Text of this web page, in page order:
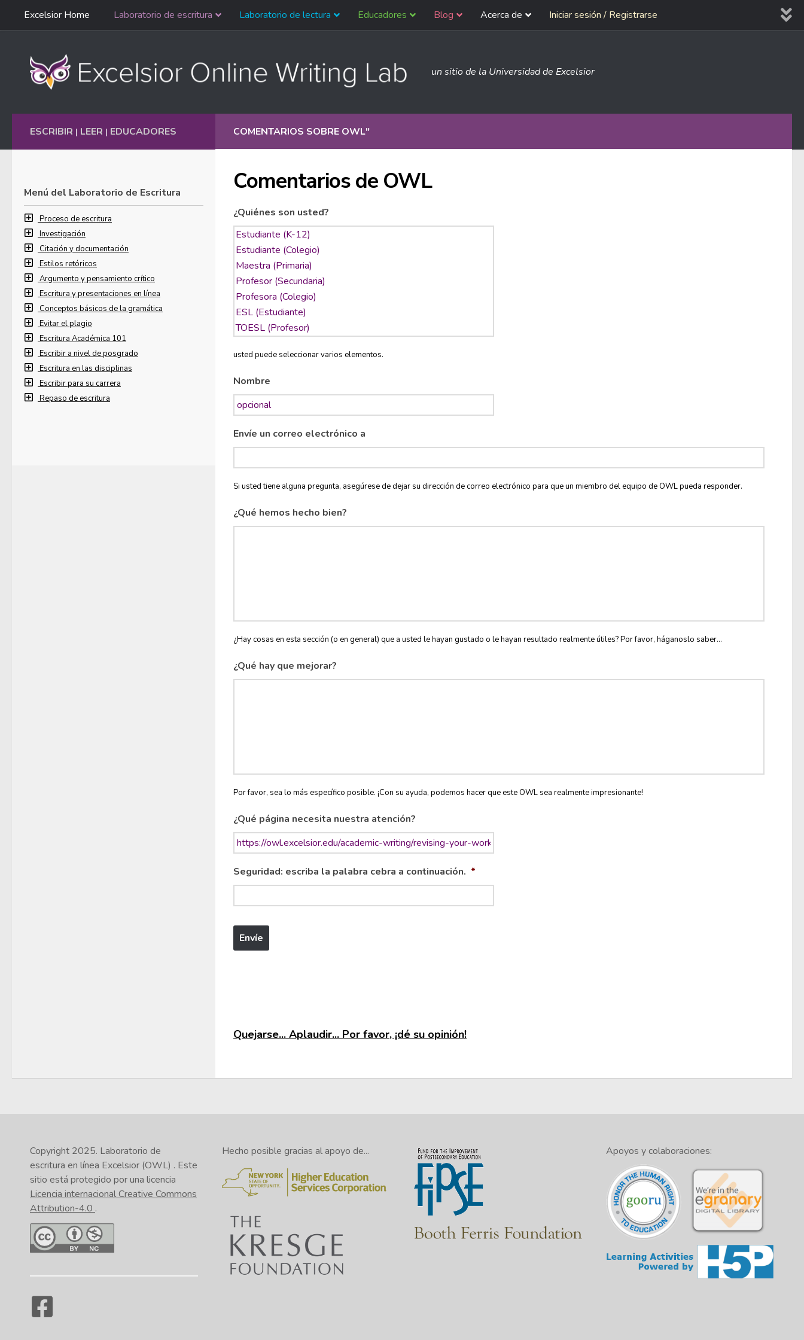
Ir al contenido
navegación
Excelsior Home Laboratorio de escritura Laboratorio de lectura Educadores Blog Acerca de Iniciar sesión / Registrarse
un sitio de la Universidad de Excelsior
COMENTARIOS SOBRE OWL"
Comentarios de OWL
¿Quiénes son usted?
usted puede seleccionar varios elementos.
Nombre
Envíe un correo electrónico a
Si usted tiene alguna pregunta, asegúrese de dejar su dirección de correo electrónico para que un miembro del equipo de OWL pueda responder.
¿Qué hemos hecho bien?
¿Hay cosas en esta sección (o en general) que a usted le hayan gustado o le hayan resultado realmente útiles? Por favor, háganoslo saber...
¿Qué hay que mejorar?
Por favor, sea lo más específico posible. ¡Con su ayuda, podemos hacer que este OWL sea realmente impresionante!
¿Qué página necesita nuestra atención?
Seguridad: escriba la palabra cebra a continuación. *
Quejarse... Aplaudir... Por favor, ¡dé su opinión!
ESCRIBIR | LEER | EDUCADORES
Menú del Laboratorio de Escritura
Proceso de escritura
Investigación
Citación y documentación
Estilos retóricos
Argumento y pensamiento crítico
Escritura y presentaciones en línea
Conceptos básicos de la gramática
Evitar el plagio
Escritura Académica 101
Escribir a nivel de posgrado
Escritura en las disciplinas
Escribir para su carrera
Repaso de escritura
Copyright 2025. Laboratorio de
escritura en línea Excelsior (OWL) . Este
sitio está protegido por una licencia
Licencia internacional Creative Commons
Attribution-4.0 .
Hecho posible gracias al apoyo de... Apoyos y colaboraciones: